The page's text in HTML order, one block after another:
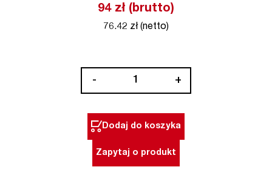
94 zł (brutto)
76.42 zł (netto)
-
T20
5/16''
opak.
+
Dodaj do koszyka
Zapytaj o produkt